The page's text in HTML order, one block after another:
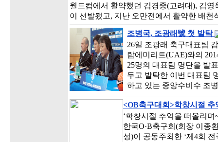
월드컵에서 활약했던 김경중(고려대), 김
이 선발됐고, 지난 오만전에서 활약한 배
조병국, 조광래號 첫 발탁
26일 조광래 축구대표팀
랍에미리트(UAE)와의
25명의 대표팀 명단을 발
두고 발탁한 이번 대표팀
하고 있는 중앙수비수 조
<OB축구대회>학창시절
‘학창시절 추억을 떠올리
한국O·B축구회(회장 이종
성)이 공동주최한 ‘제4회